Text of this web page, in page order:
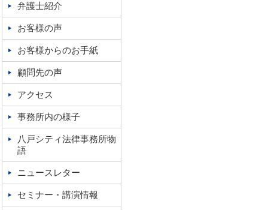
弁護士紹介
お客様の声
お客様からのお手紙
顧問先の声
アクセス
事務所内の様子
八戸シティ法律事務所物
語
ニュースレター
セミナー・講演情報